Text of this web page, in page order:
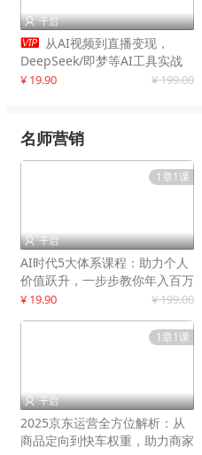
 千启
 从AI视频到直播变现，
DeepSeek/即梦等AI工具实战
教学，生产爆款视频，打造高流
¥ 19.90 ¥ 199.00
名师营销
1章1课
 千启
AI时代5大体系课程：助力个人
价值跃升，一步步教你年入百万
¥ 19.90 ¥ 199.00
1章1课
 千启
2025京东运营全方位解析：从
商品定向到快车权重，助力商家